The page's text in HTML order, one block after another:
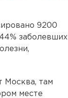
9200
заболевших
Москва, там
месте